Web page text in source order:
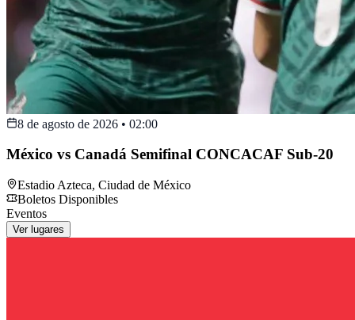
8 de agosto de 2026 • 02:00
México vs Canadá Semifinal CONCACAF Sub-20
Estadio Azteca, Ciudad de México
Boletos Disponibles
Eventos
Ver lugares